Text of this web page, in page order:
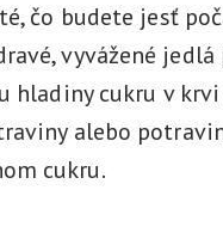
čo budete jesť
vyvážené
hladiny cukru v krvi
alebo
cukru.